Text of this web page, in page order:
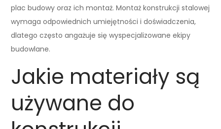
plac budowy oraz ich montaż. Montaż konstrukcji stalowej
wymaga odpowiednich umiejętności i doświadczenia,
dlatego często angażuje się wyspecjalizowane ekipy
budowlane.
Jakie materiały są
używane do